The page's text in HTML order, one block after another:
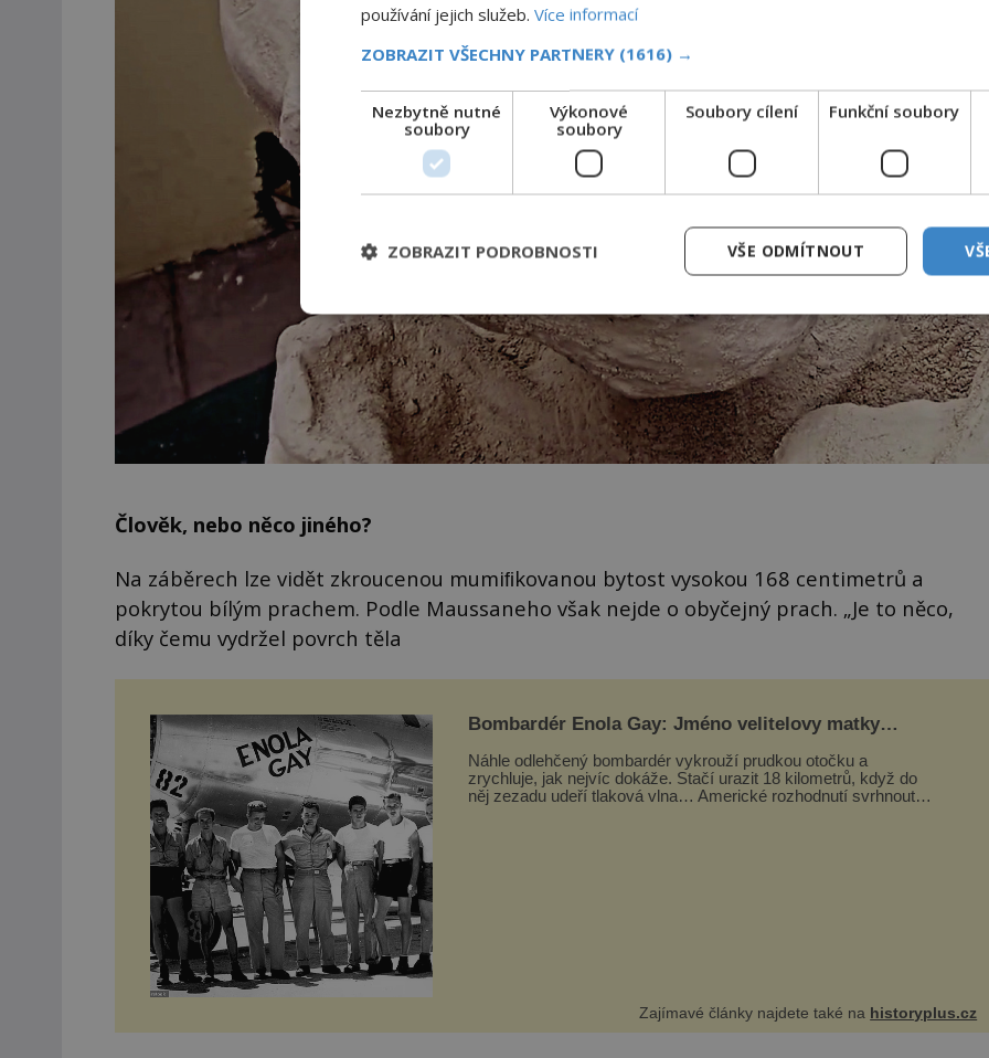
Člověk, nebo něco jiného?
Na záběrech lze vidět zkroucenou mumiﬁkovanou bytost vysokou 168 centimetrů a
pokrytou bílým prachem. Podle Maussaneho však nejde o obyčejný prach. „Je to něco,
díky čemu vydržel povrch těla
Bombardér Enola Gay: Jméno velitelovy matky
Náhle odlehčený bombardér vykrouží prudkou otočku a
zrychluje, jak nejvíc dokáže. Stačí urazit 18 kilometrů, když do
něj zezadu udeří tlaková vlna… Americké rozhodnutí svrhnout
Zajímavé články najdete také na historyplus.cz
používání jejich služeb. Více informací
ZOBRAZIT VŠECHNY PARTNERY (1616) →
Nezbytně nutné
soubory
Výkonové
soubory
Soubory cílení Funkční soubory
VŠE ODMÍTNOUT
ZOBRAZIT PODROBNOSTI